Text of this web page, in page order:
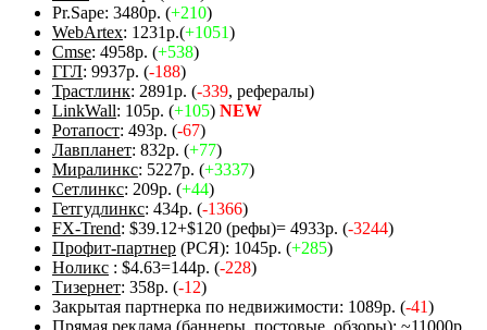
Pr.Sape: 3480р. (+210)
WebArtex: 1231р.(+1051)
Cmse: 4958р. (+538)
ГГЛ: 9937р. (-188)
Трастлинк: 2891р. (-339, рефералы)
LinkWall: 105р. (+105) NEW
Ротапост: 493р. (-67)
Лавпланет: 832р. (+77)
Миралинкс: 5227р. (+3337)
Сетлинкс: 209р. (+44)
Гетгудлинкс: 434р. (-1366)
FX-Trend: $39.12+$120 (рефы)= 4933р. (-3244)
Профит-партнер (РСЯ): 1045р. (+285)
Ноликс : $4.63=144р. (-228)
Тизернет: 358р. (-12)
Закрытая партнерка по недвижимости: 1089р. (-41)